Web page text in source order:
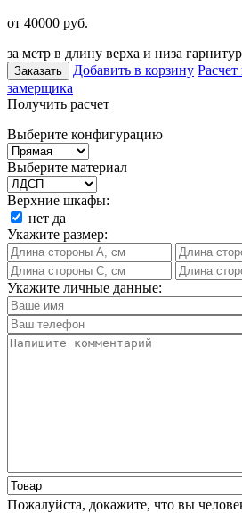
от 40000 руб.
за метр в длину верха и низа
Заказать Добавить в корзину
замерщика
Получить расчет
Выберите конфигурацию
Выберите материал
Верхние шкафы:
нет да
Укажите размер:
Укажите личные данные:
Пожалуйста, докажите, что вы